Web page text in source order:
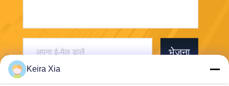
भेजना
Keira Xia